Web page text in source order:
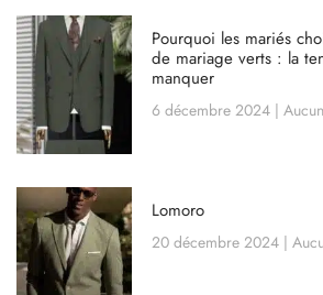
Pourquoi les mariés
de mariage verts : la
manquer
6 décembre 2024
Lomoro
20 décembre 2024